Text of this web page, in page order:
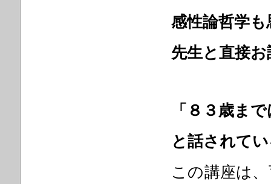
感性論哲学
先生と直接
「８３歳ま
と話されて
この講座は